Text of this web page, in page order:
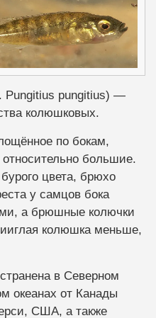
Pungitius pungitius) —
колюшковых.
по бокам,
большие.
цвета, брюхо
у самцов бока
а брюшные колючки
колюшка меньше,
в Северном
океанах от Канады
США, а также